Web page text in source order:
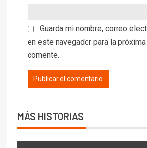
Guarda mi nombre, correo
en este navegador para la
comente.
MÁS HISTORIAS